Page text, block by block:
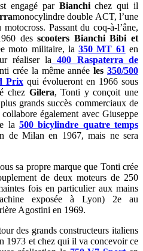
engagé par Bianchichez qui il
monocylindre double ACT, l’une
Passant du coq-à-l’âne,
desscooters Bianchi Bibi et
moto militaire, la350 MT 61 en
réaliser la 400 Raspaterra de
crée la même annéeles350/500
Prix qui évolueront en 1966 sous
chez Gilera, Tonti y conçoit une
grands succès commerciaux de
également avec Giuseppe
la 500 bicylindre quatre temps
de Milan en 1967, mais ne sera
sa propre marque que Tonti crée
de deux moteurs de 250
fois en particulier aux mains
exposée à Lyon) 2e au
Agostini en 1969.
des grands constructeurs italiens
1973 et chez qui il va concevoir ce